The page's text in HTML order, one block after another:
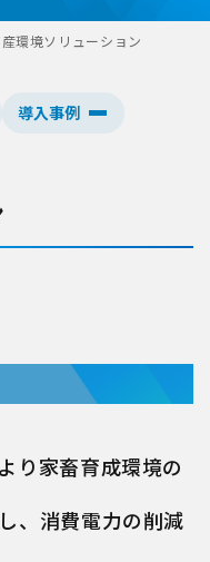
環境ソリューション
導入事例
り家畜育成環境の
、消費電力の削減